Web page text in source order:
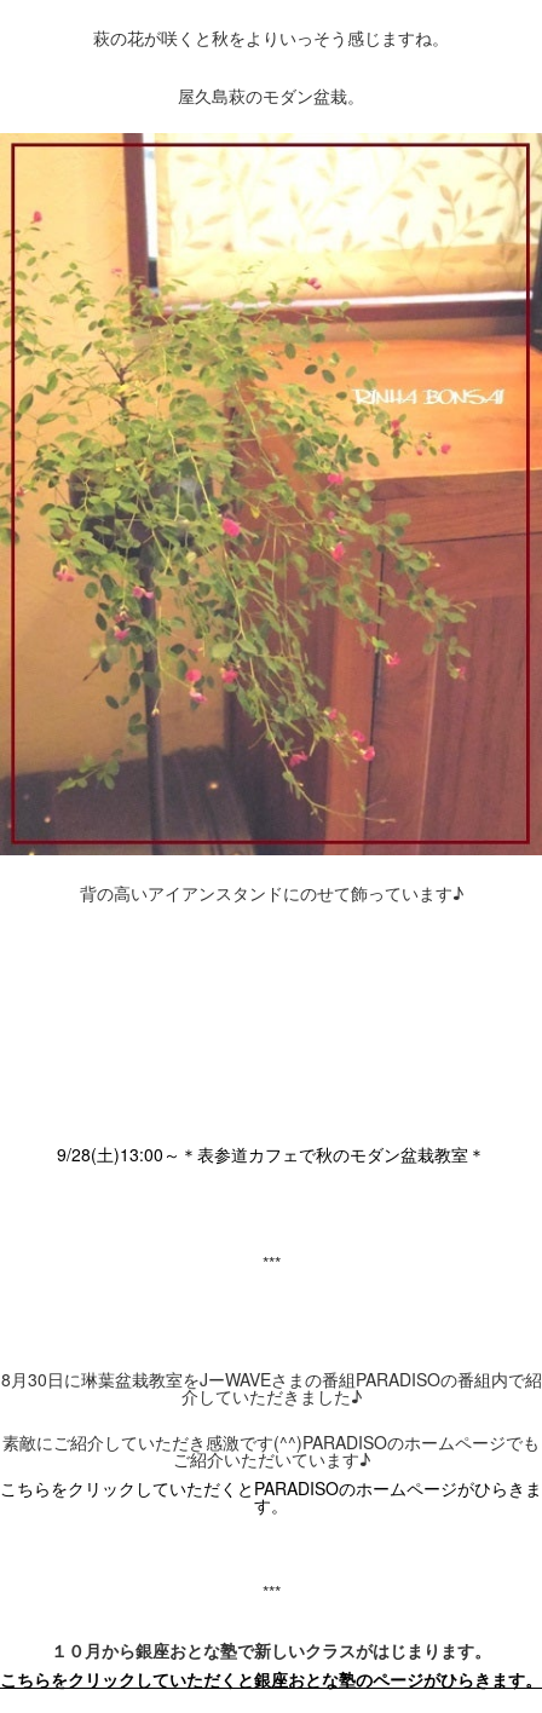
萩の花が咲くと秋をよりいっそう感じますね。
屋久島萩のモダン盆栽。
背の高いアイアンスタンドにのせて飾っています♪
9/28(土)13:00～＊表参道カフェで秋のモダン盆栽教室＊
***
8月30日に琳葉盆栽教室をJーWAVEさまの番組PARADISOの番組内で紹
介していただきました♪
素敵にご紹介 していただき感激です(^^)PARADISOのホームページでも
ご紹介いただいています♪
こちらをクリックしていただくとPARADISOのホームページがひらきま
す。
***
１０月から銀座おとな塾で新しいクラスがはじまります。
こちらをクリックしていただくと銀座おとな塾のページがひらきます。